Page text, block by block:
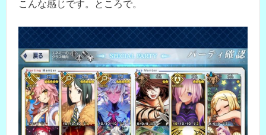
こんな感じです。ところで。